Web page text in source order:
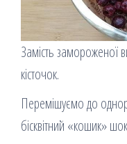
Замість замороженої
кісточок.
Перемішуємо до
бісквітний «кошик»